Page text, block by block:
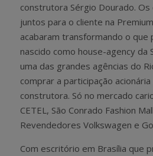
construtora Sérgio Dourado.
juntos para o cliente na
acabaram transformando o que
nascido como house-agency da
uma das grandes agências do
comprar a participação
construtora. Só no mercado
CETEL, São Conrado Fashion
Revendedores Volkswagen e
Com escritório em Brasília que